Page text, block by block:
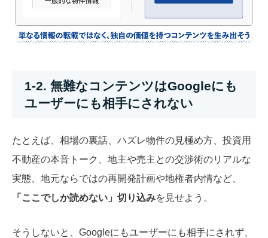
1-2. 無難なコンテンツはGoogleにも
ユーザーにも相手にされない
たとえば、相場の裏話、ハズレ物件の見極め方、投資用
不動産の本音トーク、地主や売主との交渉術のリアルな
実態、地元ならではの再開発計画や地権者内情など、
「ここでしか読めない」切り込みを見せよう。
そうしないと、Googleにもユーザーにも相手にされず、